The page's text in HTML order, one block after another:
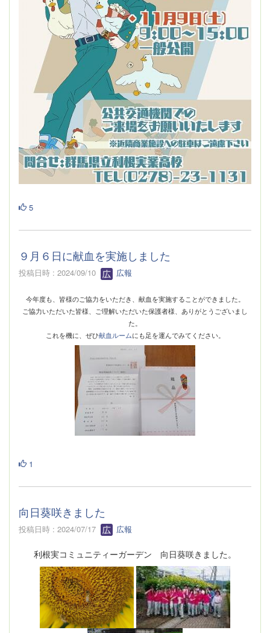
5
９月６日に献血を実施しました
投稿日時 : 2024/09/10 広報
今年度も、皆様のご協力をいただき、献血を実施することができました。
ご協力いただいた皆様、ご理解いただいた保護者様、ありがとうございまし
た。
これを機に、ぜひ献血ルームにも足を運んでみてください。
1
向日葵咲きました
投稿日時 : 2024/07/17 広報
利根実コミュニティーガーデン 向日葵咲きました。